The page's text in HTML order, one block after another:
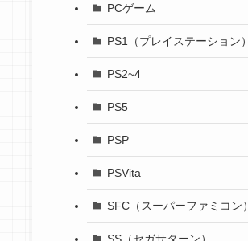
PCゲーム
PS1（プレイステーション）
PS2~4
PS5
PSP
PSVita
SFC（スーパーファミコン）